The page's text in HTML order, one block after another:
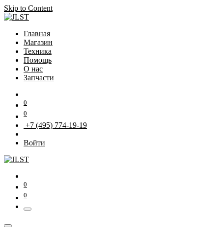
Skip to Content
Главная
Магазин
Техника
Помощь
О нас
Запчасти
0
0
+7 (495) 774-19-19
Войти
0
0